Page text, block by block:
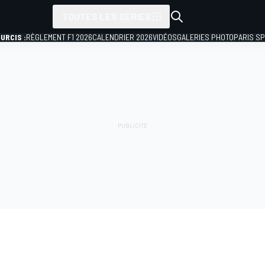
:RÈGLEMENT F1 2026CALENDRIER 2026VIDÉOSGALERIES PHOTOPARIS